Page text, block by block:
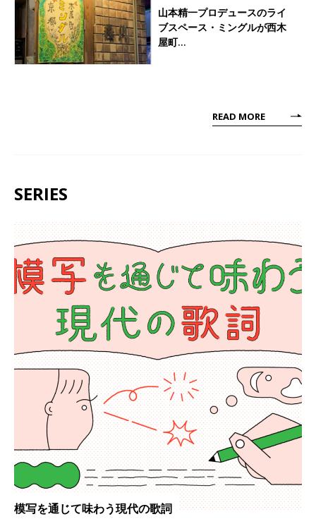
山本精一プロデュースのライ
ブスペース・ミングルが西木
屋町…
READ MORE
SERIES
模写を通じて味わう現代の歌詞